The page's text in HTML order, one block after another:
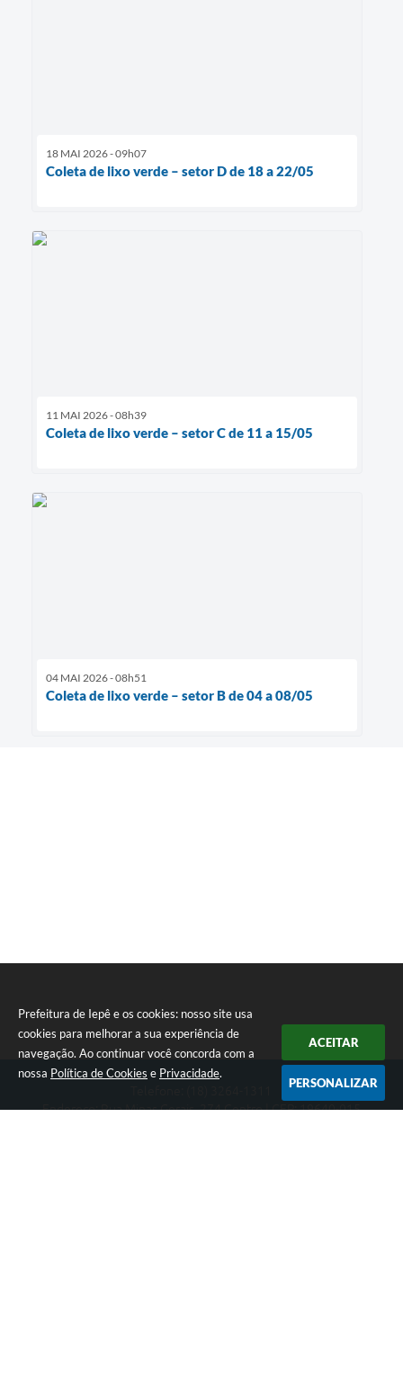
Prefeitura de Iepê e os cookies: nosso site usa
cookies para melhorar a sua experiência de
navegação. Ao continuar você concorda com a
nossa Política de Cookies e Privacidade.
ACEITAR
PERSONALIZAR
18 MAI 2026 - 09h07
Coleta de lixo verde – setor D de 18 a 22/05
11 MAI 2026 - 08h39
Coleta de lixo verde – setor C de 11 a 15/05
04 MAI 2026 - 08h51
Coleta de lixo verde – setor B de 04 a 08/05
Endereço: Rua Minas Gerais, 274 Centro | CEP: 19640-015